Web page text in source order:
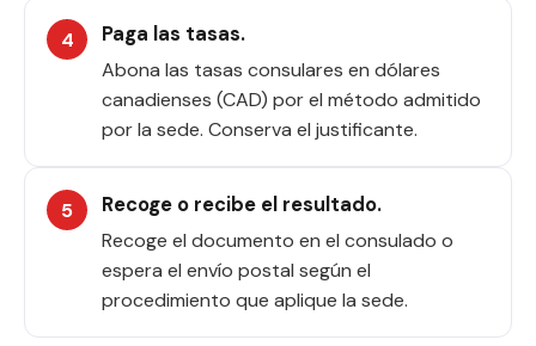
Paga las tasas.
Abona las tasas consulares en dólares
canadienses (CAD) por el método admitido
por la sede. Conserva el justificante.
Recoge o recibe el resultado.
Recoge el documento en el consulado o
espera el envío postal según el
procedimiento que aplique la sede.